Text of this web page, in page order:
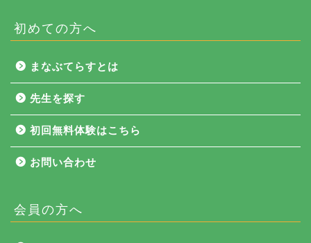
初めての方へ
まなぶてらすとは
先生を探す
初回無料体験はこちら
お問い合わせ
会員の方へ
NEWS